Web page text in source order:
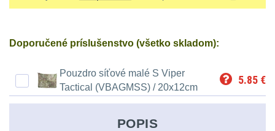
Objednávky
510
-
990
a
batohy
Popruhy
a
poutka
Velký
reliéf
Ponča
pláštěnky
Nad 2000 lm9
Svítilny pro
AA/AAA/14500 Li-Ion
Svítilny pro 18650
Doporučené príslušenstvo (všetko skladom):
Pouzdro síťové malé S Viper
Tactical (VBAGMSS) / 20x12cm
5.85 €
POPIS